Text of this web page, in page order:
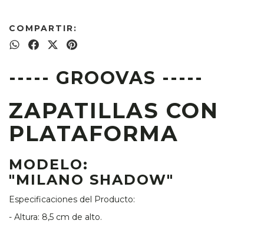
COMPARTIR:
----- GROOVAS -----
ZAPATILLAS CON
PLATAFORMA
MODELO:
"MILANO SHADOW"
Especificaciones del Producto:
- Altura: 8,5 cm de alto.